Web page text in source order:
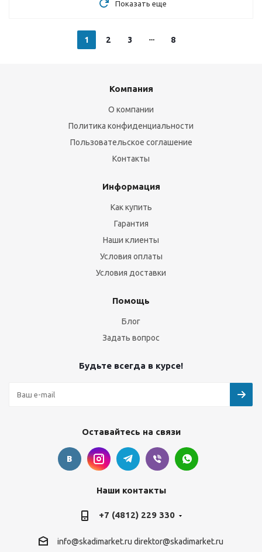
Показать еще
1 2 3 8
Компания
О компании
Политика конфиденциальности
Пользовательское соглашение
Контакты
Информация
Как купить
Гарантия
Наши клиенты
Условия оплаты
Условия доставки
Помощь
Блог
Задать вопрос
Будьте всегда в курсе!
Оставайтесь на связи
Наши контакты
+7 (4812) 229 330
info@skadimarket.ru direktor@skadimarket.ru